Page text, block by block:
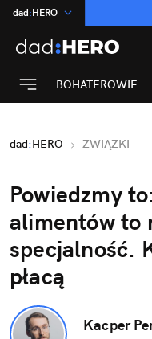
dad:HERO
:Temat
INN:Poland
ASZ:dziennik
Rozrywka
BOHATEROWIE
dad:HERO ZWIĄZKI
Powiedzmy
alimentów to
specjalność.
płacą
Kacper